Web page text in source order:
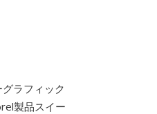
ラフィック
製品スイー